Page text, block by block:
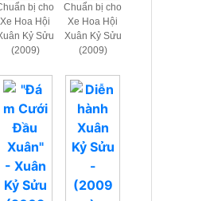
bị cho
Xe Hoa Hội
Kỷ Sửu
(2009)
Chuẩn bị cho
Xe Hoa Hội
Xuân Kỷ Sửu
(2009)